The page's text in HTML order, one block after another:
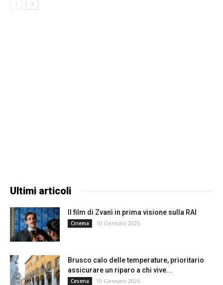
Ultimi articoli
Il film di Zvanì in prima visione sulla RAI
Cinema 10 Gennaio 2026
Brusco calo delle temperature, prioritario
assicurare un riparo a chi vive...
Cesena 10 Gennaio 2026